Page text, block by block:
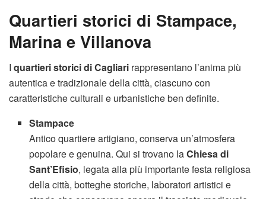
Quartieri storici di Stampace,
Marina e Villanova
I quartieri storici di Cagliari rappresentano l’anima più
autentica e tradizionale della città, ciascuno con
caratteristiche culturali e urbanistiche ben definite.
Stampace
Antico quartiere artigiano, conserva un’atmosfera
popolare e genuina. Qui si trovano laChiesa di
Sant’Efisio, legata alla più importante festa religiosa
della città, botteghe storiche, laboratori artistici e